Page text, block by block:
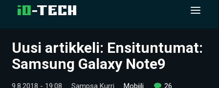
UUTISET
Uusi artikkeli: Ensituntumat:
Samsung Galaxy Note9
9.8.2018 - 19:08 Sampsa Kurri Mobiili 26